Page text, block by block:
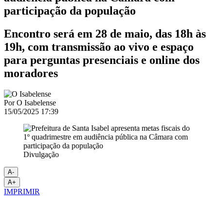
participação da população
Encontro será em 28 de maio, das 18h às
19h, com transmissão ao vivo e espaço
para perguntas presenciais e online dos
moradores
PorO Isabelense
15/05/2025 17:39
Divulgação
A-
A+
IMPRIMIR